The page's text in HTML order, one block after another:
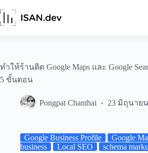
to
content
ทำให้ร้านติด Google Maps และ Google
5 ขั้นตอน
Pongpat Chanthai 23 มิถุนาย
Google Business Profile Google
business
Local SEO schema